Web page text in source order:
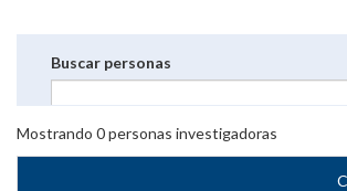
Buscar personas
Mostrando 0personas investigadoras